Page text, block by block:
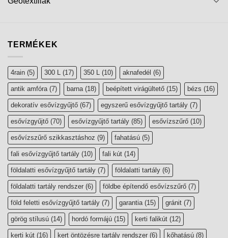
TERMÉKEK
4rain (5) 300 L (17) 350 L (10) aknafedél (6)
antik amfóra(7) barna(18) beépített virágültető (15) bézs (16)
dekoratív esővízgyűjtő (67) egyszerű esővízgyűjtő tartály (7)
esővízgyűjtő (70) esővízgyűjtő tartály (85) esővízszűrő (10)
esővízszűrő szikkasztáshoz (9) fahatású (5)
fali esővízgyűjtő tartály (10) fali kút (14)
földalatti esővízgyűjtő tartály (7) földalatti tartály (6)
földalatti tartály rendszer (6) földbe építendő esővízszűrő (7)
föld feletti esővízgyűjtő tartály (7) garantia(15) gránit (7)
görög stílusú (14) hordó formájú (15) kerti falikút (12)
kerti kút (16) kert öntözésre tartály rendszer (6) kőhatású (8)